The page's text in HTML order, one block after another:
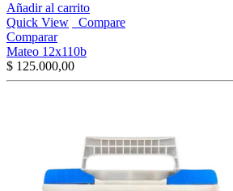
Añadir al carrito
Quick View
Compare
Comparar
Mateo 12x110b
$ 125.000,00